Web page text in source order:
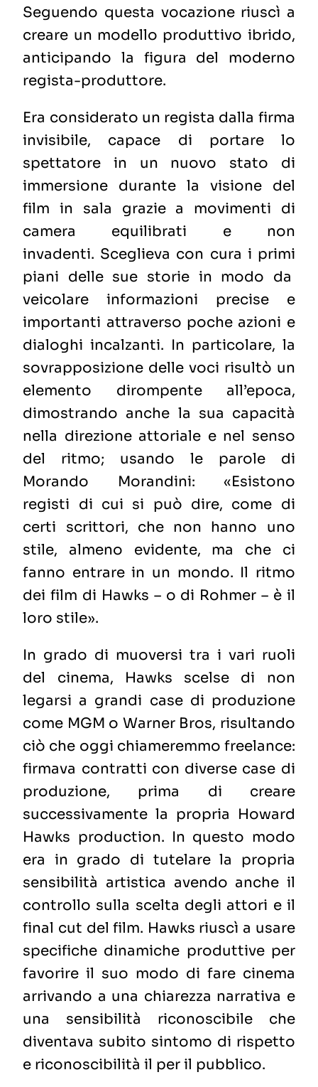
Seguendo questa vocazione riuscì a
creare un modello produttivo ibrido,
anticipando la figura del moderno
regista-produttore.
Era considerato un regista dalla firma
invisibile, capace di portare lo
spettatore in un nuovo stato di
immersione durante la visione del
film in sala grazie a movimenti di
camera equilibrati e non
invadenti. Sceglieva con cura i primi
piani delle sue storie in modo da
veicolare informazioni precise e
importanti attraverso poche azioni e
dialoghi incalzanti. In particolare, la
sovrapposizione delle voci risultò un
elemento dirompente all’epoca,
dimostrando anche la sua capacità
nella direzione attoriale e nel senso
del ritmo; usando le parole di
Morando Morandini: «Esistono
registi di cui si può dire, come di
certi scrittori, che non hanno uno
stile, almeno evidente, ma che ci
fanno entrare in un mondo. Il ritmo
dei film di Hawks – o di Rohmer – è il
loro stile».
In grado di muoversi tra i vari ruoli
del cinema, Hawks scelse di non
legarsi a grandi case di produzione
come MGM o Warner Bros, risultando
ciò che oggi chiameremmo freelance:
firmava contratti con diverse case di
produzione, prima di creare
successivamente la propria Howard
Hawks production. In questo modo
era in grado di tutelare la propria
sensibilità artistica avendo anche il
controllo sulla scelta degli attori e il
final cut del film. Hawks riuscì a usare
specifiche dinamiche produttive per
favorire il suo modo di fare cinema
arrivando a una chiarezza narrativa e
una sensibilità riconoscibile che
diventava subito sintomo di rispetto
e riconoscibilità il per il pubblico.